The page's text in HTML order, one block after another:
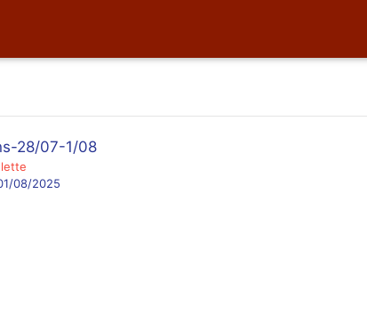
28/07-1/08
08/2025